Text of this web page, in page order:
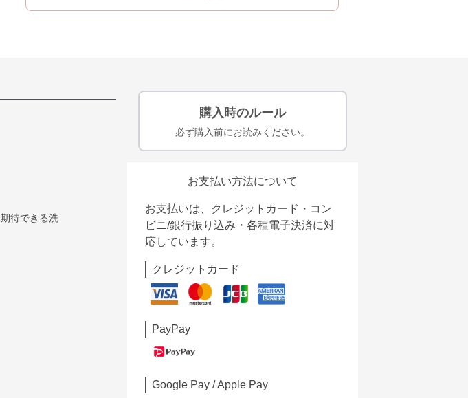
待できる洗
購入時のルール
必ず購入前にお読みください。
お支払い方法について
お支払いは、クレジットカード・コン
ビニ/銀行振り込み・各種電子決済に対
応しています。
クレジットカード
PayPay
Google Pay / Apple Pay